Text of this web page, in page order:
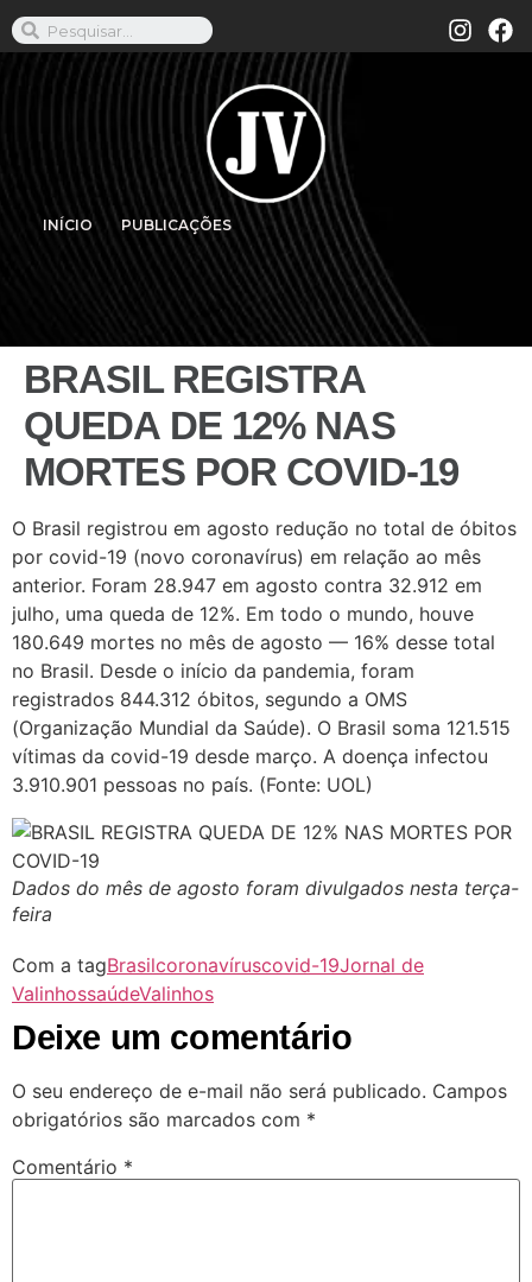
INÍCIO PUBLICAÇÕES
BRASIL REGISTRA
QUEDA DE 12% NAS
MORTES POR COVID-19
O Brasil registrou em agosto redução no total de óbitos
por covid-19 (novo coronavírus) em relação ao mês
anterior. Foram 28.947 em agosto contra 32.912 em
julho, uma queda de 12%. Em todo o mundo, houve
180.649 mortes no mês de agosto — 16% desse total
no Brasil. Desde o início da pandemia, foram
registrados 844.312 óbitos, segundo a OMS
(Organização Mundial da Saúde). O Brasil soma 121.515
vítimas da covid-19 desde março. A doença infectou
3.910.901 pessoas no país. (Fonte: UOL)
Dados do mês de agosto foram divulgados nesta terça-
feira
Com a tagBrasilcoronavíruscovid-19Jornal de
ValinhossaúdeValinhos
Deixe um comentário
O seu endereço de e-mail não será publicado. Campos
obrigatórios são marcados com *
Comentário *